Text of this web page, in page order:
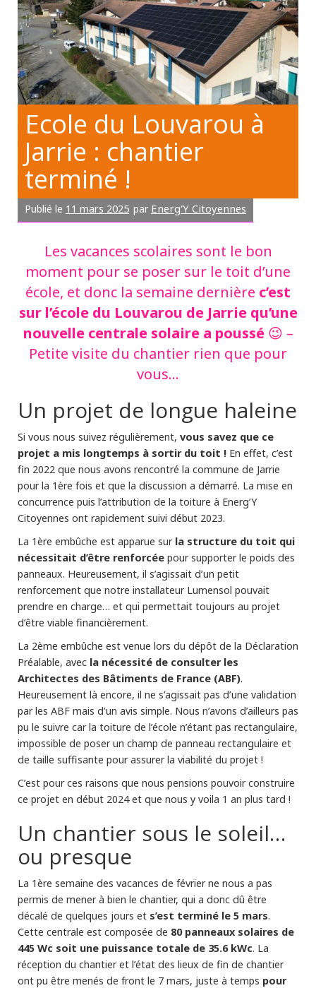
Ecole du Louvarou à
Jarrie : chantier
terminé !
Publié le 11 mars 2025 par Energ'Y Citoyennes
Les vacances scolaires sont le bon
moment pour se poser sur le toit d’une
école, et donc la semaine dernière c’est
sur l’école du Louvarou de Jarrie qu’une
nouvelle centrale solaire a poussé😉 –
Petite visite du chantier rien que pour
vous…
Un projet de longue haleine
Si vous nous suivez régulièrement, vous savez que ce
projet a mis longtemps à sortir du toit ! En effet, c’est
fin 2022 que nous avons rencontré la commune de Jarrie
pour la 1ère fois et que la discussion a démarré. La mise en
concurrence puis l’attribution de la toiture à Energ’Y
Citoyennes ont rapidement suivi début 2023.
La 1ère embûche est apparue sur la structure du toit qui
nécessitait d’être renforcée pour supporter le poids des
panneaux. Heureusement, il s’agissait d’un petit
renforcement que notre installateur Lumensol pouvait
prendre en charge… et qui permettait toujours au projet
d’être viable financièrement.
La 2ème embûche est venue lors du dépôt de la Déclaration
Préalable, avec la nécessité de consulter les
Architectes des Bâtiments de France (ABF).
Heureusement là encore, il ne s’agissait pas d’une validation
par les ABF mais d’un avis simple. Nous n’avons d’ailleurs pas
pu le suivre car la toiture de l’école n’étant pas rectangulaire,
impossible de poser un champ de panneau rectangulaire et
de taille suffisante pour assurer la viabilité du projet !
C’est pour ces raisons que nous pensions pouvoir construire
ce projet en début 2024 et que nous y voila 1 an plus tard !
Un chantier sous le soleil…
ou presque
La 1ère semaine des vacances de février ne nous a pas
permis de mener à bien le chantier, qui a donc dû être
décalé de quelques jours et s’est terminé le 5 mars.
Cette centrale est composée de 80 panneaux solaires de
445 Wc soit une puissance totale de 35.6 kWc. La
réception du chantier et l’état des lieux de fin de chantier
ont pu être menés de front le 7 mars, juste à temps pour